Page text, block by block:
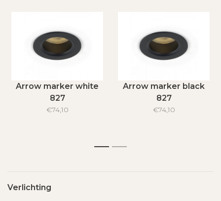
Arrow marker white
827
€74,10
Arrow marker black
827
€74,10
1 2
Verlichting